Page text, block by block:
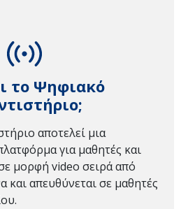
το Ψηφιακό
αποτελεί μια
για μαθητές και
μορφή video σειρά από
και απευθύνεται σε μαθητές